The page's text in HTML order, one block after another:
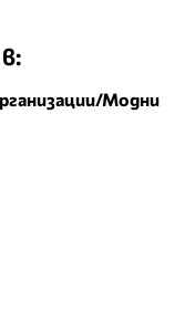
Модни